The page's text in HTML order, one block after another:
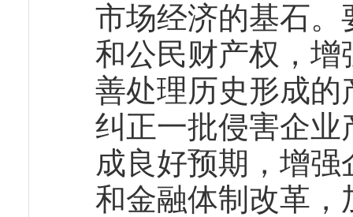
市场经济的基石
和公民财产权，
善处理历史形成
纠正一批侵害企
成良好预期，增
和金融体制改革